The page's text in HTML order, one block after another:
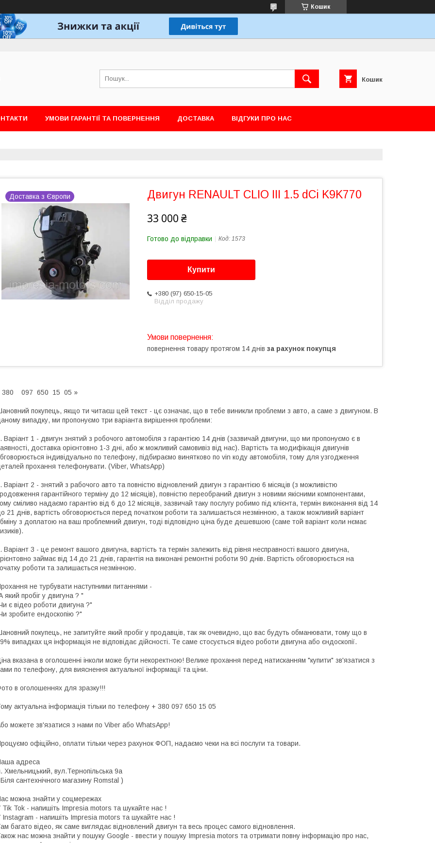
Кошик
Кошик
УМОВИ ГАРАНТІЇ ТА ПОВЕРНЕННЯ ДОСТАВКА ВІДГУКИ ПРО НАС
Доставка з Європи Двигун RENAULT CLIO III 1.5 dCi K9K770
33 000 ₴
Готово до відправки Код: 1573
Купити
+380 (97) 650-15-05
Відділ продажу
повернення товару протягом 14 днів за рахунок покупця
380 097 650 15 05 »
покупець, якщо ти читаєш цей текст - цє означає, що в тебе виникли проблеми з авто, а саме з двигуном. В
випадку, ми пропонуємо три варіанта вирішення проблеми:
Варіант 1 - двигун знятий з робочого автомобіля з гарантією 14 днів (зазвичай двигуни, що ми пропонуємо є в
доставка орієнтовно 1-3 дні, або ж можливий самовивіз від нас). Вартість та модифікація двигунів
індивідуально по телефону, підбираємо винятково по vin коду автомобіля, тому для узгодження
прохання телефонувати. (Viber, WhatsApp)
Варіант 2 - знятий з рабочого авто та повністю відновлений двигун з гарантією 6 місяців (з можливістю
гарантійного терміну до 12 місяців), повністю переобраний двигун з новими якісними компонентами,
сміливо надаємо гарантію від 6 до 12 місяців, зазвичай таку послугу робимо під клієнта, термін виконання від 14
21 днів, вартість обговорюється перед початком роботи та залишається незмінною, а також можливий варіант
з доплатою на ваш проблемний двигун, тоді відповідно ціна буде дешевшою (саме той варіант коли нємає
Варіант 3 - це ремонт вашого двигуна, вартість та термін залежить від рівня несправності вашого двигуна,
займає від 14 до 21 днів, гарантія на виконані ремонтні роботи 90 днів. Вартість обговорюється на
роботи та залишається незмінною.
не турбувати наступними питаннями -
який пробіг у двигуна ? "
є відео роботи двигуна ?"
зробите ендоскопію ?"
покупець, не запитуйте який пробіг у продавців, так як очевидно, що вас будуть обманювати, тому що в
випадках ця інформація не відповідає дійсності. Те саме стосується відео роботи двигуна або єндоскопії.
вказана в оголошенні інколи може бути некоректною! Велике прохання перед натисканням "купити" зв'язатися з
по телефону, для вияснення актуальної інформації та ціни.
в оголошеннях для зразку!!!
актуальна інформація тільки по телефону + 380 097 650 15 05
можете зв'язатися з нами по Viber або WhatsApp!
офіційно, оплати тільки через рахунок ФОП, надаємо чеки на всі послуги та товари.
адреса
Хмельницький, вул.Тернопільська 9а
сантехнічного магазину Romstal )
можна знайти у соцмережах
Tik Tok - напишіть Impresia motors та шукайте нас !
Instagram - напишіть Impresia motors та шукайте нас !
багато відео, як саме виглядає відновлений двигун та весь процес самого відновлення.
нас можна знайти у пошуку Google - ввести у пошуку Impresia motors та отримати повну інформацію про нас,